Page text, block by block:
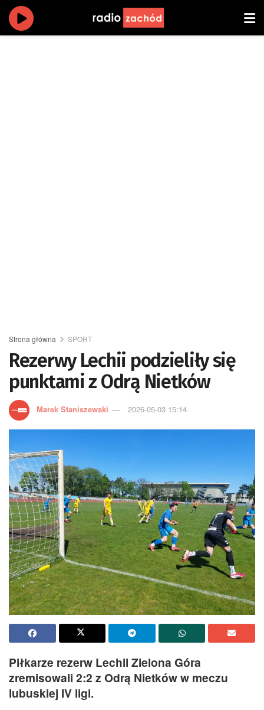
Strona główna SPORT
Rezerwy Lechii podzieliły się
punktami z Odrą Nietków
Marek Staniszewski 2026-05-03 15:14
Piłkarze rezerw Lechii Zielona Góra
zremisowali 2:2 z Odrą Nietków w meczu
lubuskiej IV ligi.